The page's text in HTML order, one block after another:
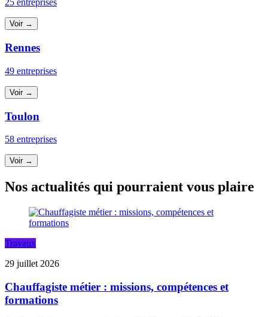
25 entreprises
Voir →
Rennes
49 entreprises
Voir →
Toulon
58 entreprises
Voir →
Nos actualités qui pourraient vous plaire
Travaux
29 juillet 2026
Chauffagiste métier : missions, compétences et
formations